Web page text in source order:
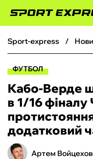
ФУТБОЛ
БОКС
ХОКЕЙ
sport-express
ФУТБОЛ
Кабо-Верде
в 1/16
додатковий
Артем